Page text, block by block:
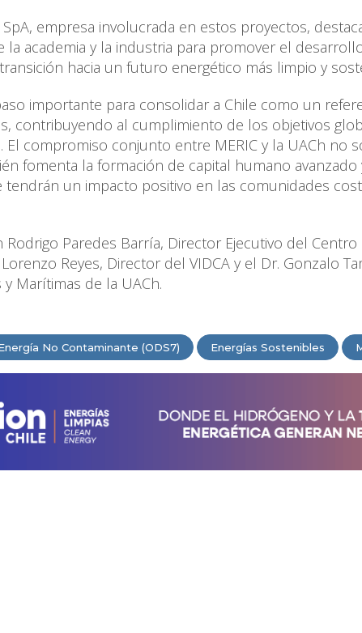
empresa involucrada en estos proyectos,
academia y la industria para promover el
hacia un futuro energético más limpio y
importante para consolidar a Chile como un
contribuyendo al cumplimiento de los objetivos
El compromiso conjunto entre MERIC y la UACh no
fomenta la formación de capital humano avanzado
un impacto positivo en las comunidades
Paredes Barría, Director Ejecutivo del Centro
Reyes, Director del VIDCA y el Dr. Gonzalo
Marítimas de la UACh.
No Contaminante (ODS7) Energías Sostenibles